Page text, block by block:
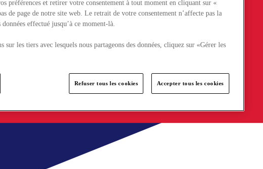
préférences et retirer votre consentement à tout moment en cliquant sur «
de page de notre site web. Le retrait de votre consentement n’affecte pas la
effectué jusqu’à ce moment-là.
sur les tiers avec lesquels nous partageons des données, cliquez sur «Gérer les
Refuser tous les cookies Accepter tous les cookies